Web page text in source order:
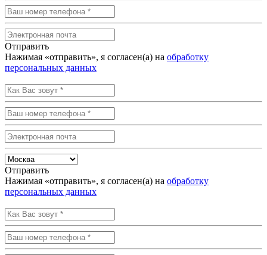
Отправить
Нажимая «отправить», я согласен(а) на обработку
персональных данных
Отправить
Нажимая «отправить», я согласен(а) на обработку
персональных данных